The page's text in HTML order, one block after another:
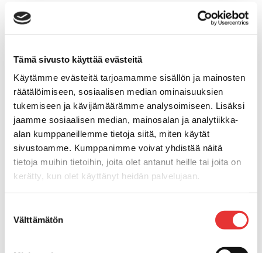
Tämä sivusto käyttää evästeitä
Käytämme evästeitä tarjoamamme sisällön ja mainosten
räätälöimiseen, sosiaalisen median ominaisuuksien
tukemiseen ja kävijämäärämme analysoimiseen. Lisäksi
jaamme sosiaalisen median, mainosalan ja analytiikka-
alan kumppaneillemme tietoja siitä, miten käytät
sivustoamme. Kumppanimme voivat yhdistää näitä
tietoja muihin tietoihin, joita olet antanut heille tai joita on
kerätty, kun olet käyttänyt heidän palvelujaan.
valinta
Välttämätön
Koukkupidike
Lepuuttajan kiinnike
Tuulilasin kiinnike
Reuna-, köli-, törmäyslistat ja kansikate
Törmäyslista
Kansikate
Reuna- ja ikkunalistat
Alumiinilistat
Kävelysillat ja Taavetit
Kiinnitysvarret